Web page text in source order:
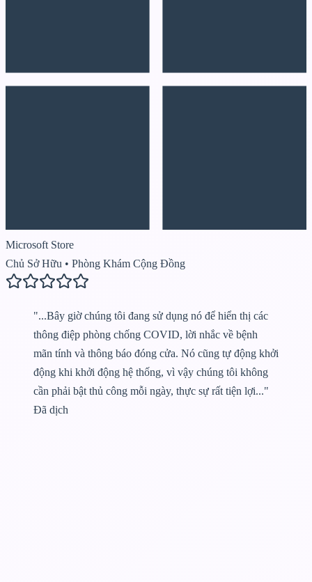
Microsoft Store
Chủ Sở Hữu • Phòng Khám Cộng Đồng
"...Bây giờ chúng tôi đang sử dụng nó để hiển thị các
thông điệp phòng chống COVID, lời nhắc về bệnh
mãn tính và thông báo đóng cửa. Nó cũng tự động khởi
động khi khởi động hệ thống, vì vậy chúng tôi không
cần phải bật thủ công mỗi ngày, thực sự rất tiện lợi..."
Đã dịch